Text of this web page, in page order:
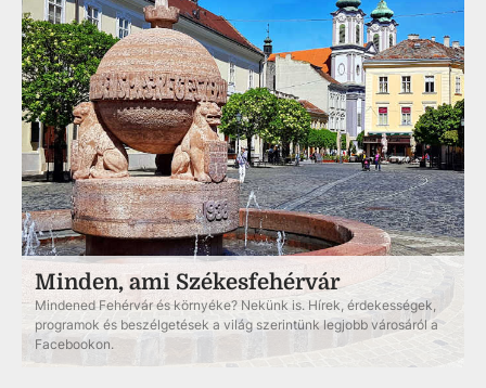
Minden, ami Székesfehérvár
Mindened Fehérvár és környéke? Nekünk is. Hírek, érdekességek,
programok és beszélgetések a világ szerintünk legjobb városáról a
Facebookon.